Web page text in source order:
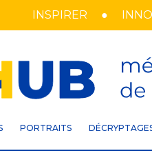
INSPIRER
PORTRAITS